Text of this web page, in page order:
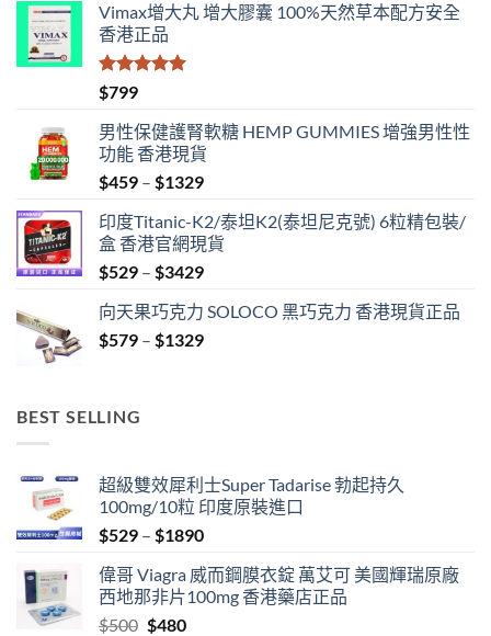
Vimax增大丸 增大膠囊 100%天然草本配方安全
香港正品
評分
滿分 5
$799
男性保健護腎軟糖 HEMP GUMMIES 增強男性性
功能 香港現貨
$459 – $1329Price
$459
through
$1329
印度Titanic-K2/泰坦K2(泰坦尼克號) 6粒精包裝/
盒 香港官網現貨
$529 – $3429Price
$529
through
向天果巧克力 SOLOCO 黑巧克力 香港現貨正品
$579 – $1329Price
BEST SELLING
超級雙效犀利士Super Tadarise 勃起持久
100mg/10粒 印度原裝進口
$529 – $1890Price
$529
through
偉哥 Viagra 威而鋼膜衣錠 萬艾可 美國輝瑞原廠
西地那非片100mg 香港藥店正品
$500 Original
$480Current